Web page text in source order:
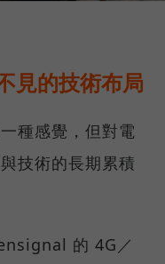
見的技術布局
種感覺，但對電
技術的長期累積
的 4G／